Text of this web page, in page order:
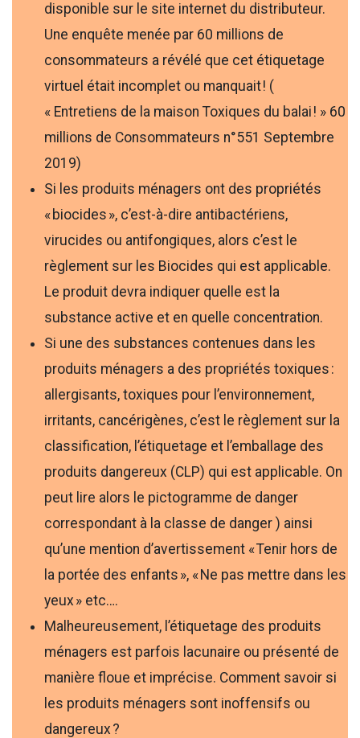
disponible sur le site internet du distributeur.
Une enquête menée par 60 millions de
consommateurs a révélé que cet étiquetage
virtuel était incomplet ou manquait ! (
« Entretiens de la maison Toxiques du balai ! » 60
millions de Consommateurs n°551 Septembre
2019)
Si les produits ménagers ont des propriétés
« biocides », c’est-à-dire antibactériens,
virucides ou antifongiques, alors c’est le
règlement sur les Biocides qui est applicable.
Le produit devra indiquer quelle est la
substance active et en quelle concentration.
Si une des substances contenues dans les
produits ménagers a des propriétés toxiques :
allergisants, toxiques pour l’environnement,
irritants, cancérigènes, c’est le règlement sur la
classification, l’étiquetage et l’emballage des
produits dangereux (CLP) qui est applicable. On
peut lire alors le pictogramme de danger
correspondant à la classe de danger ) ainsi
qu’une mention d’avertissement « Tenir hors de
la portée des enfants », « Ne pas mettre dans les
yeux » etc….
Malheureusement, l’étiquetage des produits
ménagers est parfois lacunaire ou présenté de
manière floue et imprécise. Comment savoir si
les produits ménagers sont inoffensifs ou
dangereux ?